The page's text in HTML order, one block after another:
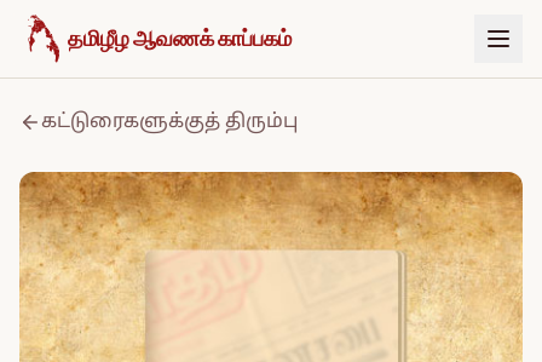
உள்ளடக்கத்திற்குச் செல்க
தமிழீழ ஆவணக் காப்பகம்
கட்டுரைகளுக்குத் திரும்பு